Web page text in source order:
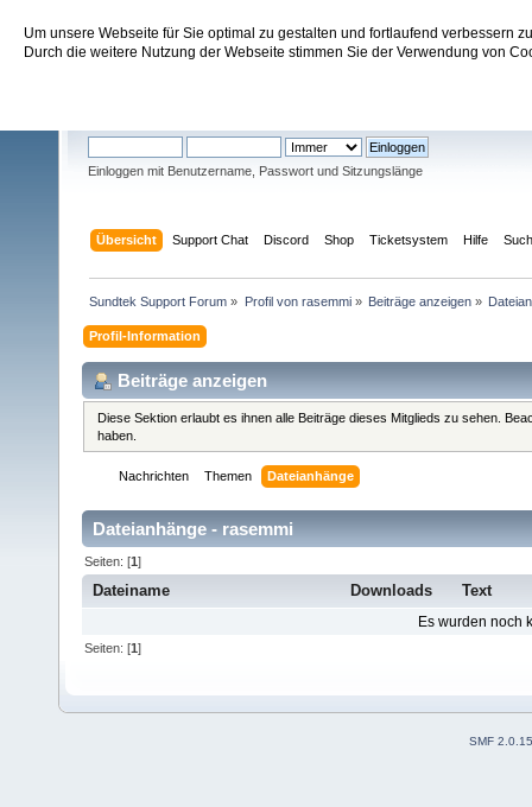
Um unsere Webseite für Sie optimal zu gestalten und fortlaufend verbessern
Durch die weitere Nutzung der Webseite stimmen Sie der Verwendung von
Sundtek Support Forum
Einloggen mit Benutzername, Passwort und Sitzungslänge
Übersicht Support Chat Discord Shop Ticketsystem Hilfe
Sundtek Support Forum » Profil von rasemmi» Beiträge anzeigen»
Profil-Information
Beiträge anzeigen
Diese Sektion erlaubt es ihnen alle Beiträge dieses Mitglieds zu sehen.
haben.
Nachrichten Themen Dateianhänge
Dateianhänge - rasemmi
Seiten: [1]
Dateiname Downloads Text
Es wurden noch
Seiten: [1]
SMF 2.0.15